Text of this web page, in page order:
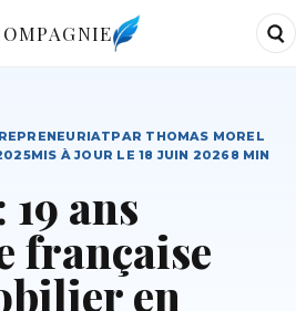
PAR THOMAS MOREL
MIS À JOUR LE 18 JUIN 2026 8 MIN
ans
française
en